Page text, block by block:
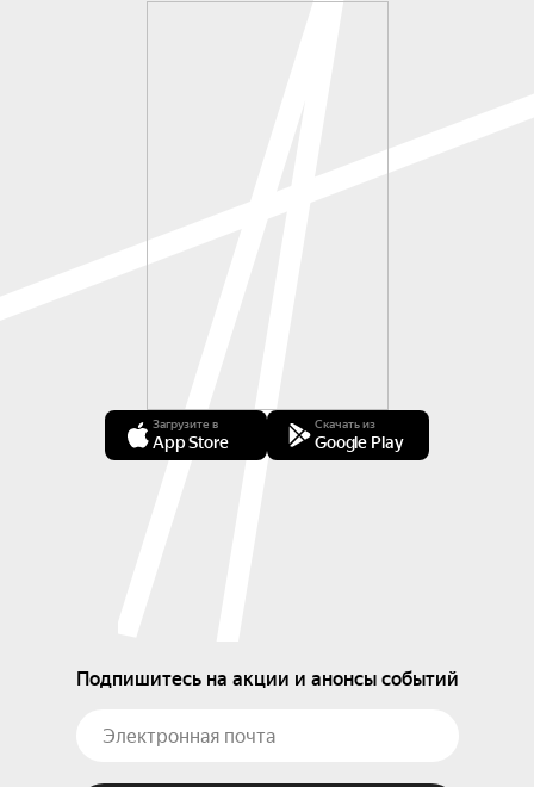
Загрузите в
App Store
Скачать из
Google Play
Подпишитесь на акции и анонсы событий